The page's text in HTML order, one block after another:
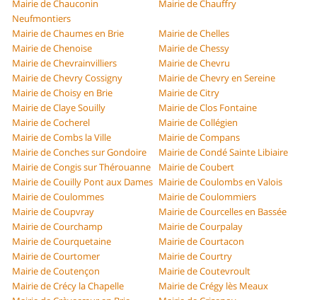
Mairie de Chauconin
Neufmontiers
Mairie de Chauffry
Mairie de Chaumes en Brie
Mairie de Chelles
Mairie de Chenoise
Mairie de Chessy
Mairie de Chevrainvilliers
Mairie de Chevru
Mairie de Chevry Cossigny
Mairie de Chevry en Sereine
Mairie de Choisy en Brie
Mairie de Citry
Mairie de Claye Souilly
Mairie de Clos Fontaine
Mairie de Cocherel
Mairie de Collégien
Mairie de Combs la Ville
Mairie de Compans
Mairie de Conches sur Gondoire
Mairie de Condé Sainte Libiaire
Mairie de Congis sur Thérouanne
Mairie de Coubert
Mairie de Couilly Pont aux Dames Mairie de Coulombs en Valois
Mairie de Coulommes
Mairie de Coulommiers
Mairie de Coupvray
Mairie de Courcelles en Bassée
Mairie de Courchamp
Mairie de Courpalay
Mairie de Courquetaine
Mairie de Courtacon
Mairie de Courtomer
Mairie de Courtry
Mairie de Coutençon
Mairie de Coutevroult
Mairie de Crécy la Chapelle
Mairie de Crégy lès Meaux